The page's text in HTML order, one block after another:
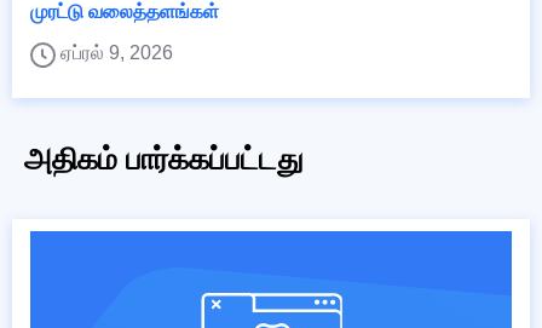
முரட்டு வலைத்தளங்கள்
ஏப்ரல் 9, 2026
அதிகம் பார்க்கப்பட்டது